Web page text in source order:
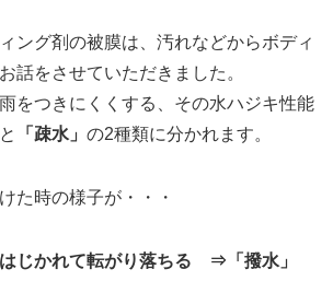
ング剤の被膜は、汚れなどからボディ
話をさせていただきました。
をつきにくくする、その水ハジキ性能
と 「疎水」 の2種類に分かれます。
た時の様子が・・・
じかれて転がり落ちる ⇒「撥水」